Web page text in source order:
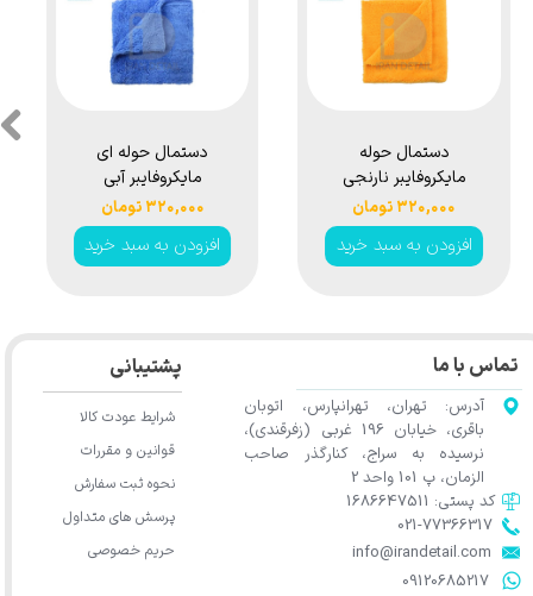
دستمال حوله ای
مايكروفايبر آبی
سورین بو مدل
40*40 Surainbow
Microfiber Towel
۳۲۰,۰۰۰ تومان
افزودن به سبد خرید
دستمال حوله
مايكروفايبر نارنجی
سورین بو مدل
40*40 Surainbow
Microfiber Towel
۳۲۰,۰۰۰ تومان
افزودن به سبد خرید
تماس با ما
آدرس: تهران، تهرانپارس، اتوبان
باقری، خیابان 196 غربی (زفرقندی)،
نرسیده به سراج، کنارگذر صاحب
الزمان، پ 101 واحد 2
​​​​​​​info@irandetail.com
021-77366317​​​​​​​​​​​​​​​​​​​​​
​​​​​​​09120685217​​​​​​​
کد پستی: 1686647511
پشتیبانی
شرایط عودت کالا
قوانین و مقررات
نحوه ثبت سفارش
پرسش های متداول
حریم خصوصی